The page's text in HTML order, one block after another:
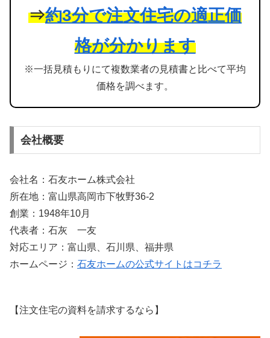
⇒約3分で注文住宅の適正価
格が分かります
※一括見積もりにて複数業者の見積書と比べて平均
価格を調べます。
会社概要
会社名：石友ホーム株式会社
所在地：富山県高岡市下牧野36-2
創業：1948年10月
代表者：石灰 一友
対応エリア：富山県、石川県、福井県
ホームページ： 石友ホームの公式サイトはコチラ
【注文住宅の資料を請求するなら】